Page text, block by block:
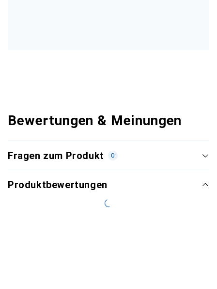
Bewertungen & Meinungen
Fragen zum Produkt 0
Produktbewertungen